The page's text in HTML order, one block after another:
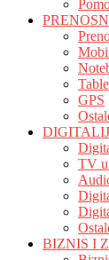
GPS
TV
BIZNIS I